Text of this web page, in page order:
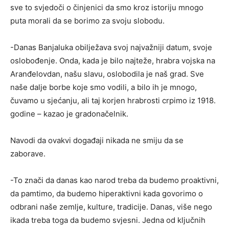
sve to svjedoči o činjenici da smo kroz istoriju mnogo
puta morali da se borimo za svoju slobodu.
-Danas Banjaluka obilježava svoj najvažniji datum, svoje
oslobođenje. Onda, kada je bilo najteže, hrabra vojska na
Aranđelovdan, našu slavu, oslobodila je naš grad. Sve
naše dalje borbe koje smo vodili, a bilo ih je mnogo,
čuvamo u sjećanju, ali taj korjen hrabrosti crpimo iz 1918.
godine – kazao je gradonačelnik.
Navodi da ovakvi događaji nikada ne smiju da se
zaborave.
-To znači da danas kao narod treba da budemo proaktivni,
da pamtimo, da budemo hiperaktivni kada govorimo o
odbrani naše zemlje, kulture, tradicije. Danas, više nego
ikada treba toga da budemo svjesni. Jedna od ključnih